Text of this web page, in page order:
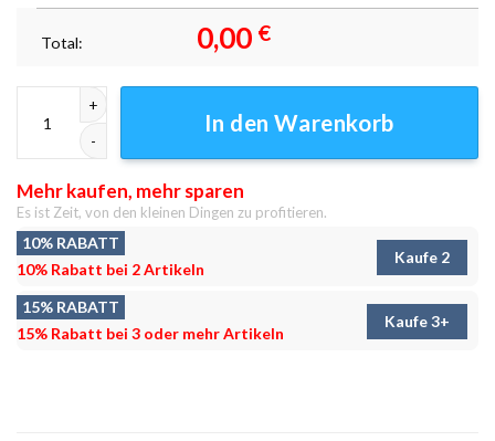
Total: 0,00 €
In den Warenkorb
Mehr kaufen, mehr sparen
Es ist Zeit, von den kleinen Dingen zu profitieren.
10% RABATT
10% Rabatt bei 2 Artikeln
Kaufe 2
15% RABATT
15% Rabatt bei 3 oder mehr Artikeln
Kaufe 3+